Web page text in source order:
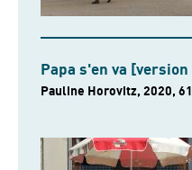
Papa s'en va
Pauline Horovitz, 2020,